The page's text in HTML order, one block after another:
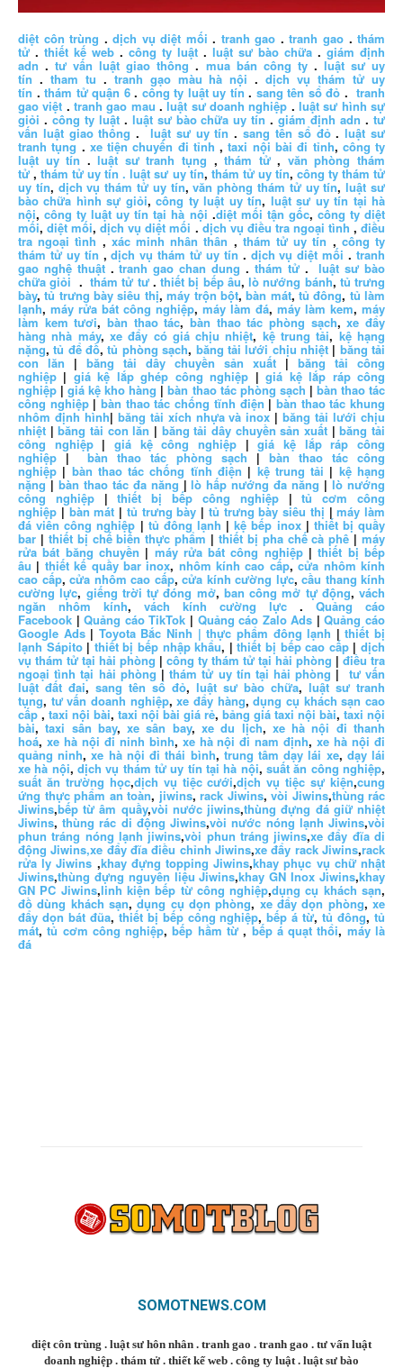
diệt côn trùng .dịch vụ diệt mối . tranh gao .tranh gao .thám
tử. thiết kế web . công ty luật . luật sư bào chữa .giám định
adn .tư vấn luật giao thông. mua bán công ty. luật sư uy
tín . tham tu .tranh gạo màu hà nội .dịch vụ thám tử uy
tín .thám tử quận 6. công ty luật uy tín . sang tên sổ đỏ .tranh
gao việt .tranh gao mau .luật sư doanh nghiệp .luật sư hình sự
giỏi . công ty luật. luật sư bào chữa uy tín .giám định adn .tư
vấn luật giao thông .luật sư uy tín .sang tên sổ đỏ.luật sư
tranh tụng . xe tiện chuyến đi tỉnh ,taxi nội bài đi tỉnh, công ty
luật uy tín .luật sư tranh tụng ,thám tử, văn phòng thám
tử,thám tử uy tín . luật sư uy tín, thám tử uy tín, công ty thám tử
uy tín, dịch vụ thám tử uy tín,văn phòng thám tử uy tín,luật sư
bào chữa hình sự giỏi,công ty luật uy tín, luật sư uy tín tại hà
nội,công ty luật uy tín tại hà nội .diệt mối tận gốc, công ty diệt
mối,diệt mối,dịch vụ diệt mối .dịch vụ điều tra ngoại tình ,điều
tra ngoại tình ,xác minh nhân thân ,thám tử uy tín , công ty
thám tử uy tín ,dịch vụ thám tử uy tín . dịch vụ diệt mối .tranh
gao nghệ thuật.tranh gao chan dung . thám tử.luật sư bào
chữa giỏi .thám tử tư.thiết bị bếp âu,lò nướng bánh, tủ trưng
bày,tủ trưng bày siêu thị,máy trộn bột,bàn mát,tủ đông, tủ làm
lạnh, máy rửa bát công nghiệp, máy làm đá, máy làm kem, máy
làm kem tươi,bàn thao tác,bàn thao tác phòng sạch,xe đẩy
hàng nhà máy, xe đẩy có giá chịu nhiệt, kệ trung tải, kệ hạng
nặng,tủ để đồ,tủ phòng sạch, băng tải lưới chịu nhiệt| băng tải
con lăn | băng tải dây chuyền sản xuất | băng tải công
nghiệp | giá kệ lắp ghép công nghiệp |giá kệ lắp ráp công
nghiệp |giá kệ kho hàng |bàn thao tác phòng sạch | bàn thao tác
công nghiệp|bàn thao tác chống tĩnh điện |bàn thao tác khung
nhôm định hình| băng tải xích nhựa và inox|băng tải lưới chịu
nhiệt |băng tải con lăn | băng tải dây chuyền sản xuất |băng tải
công nghiệp|giá kệ công nghiệp |giá kệ lắp ráp công
nghiệp |bàn thao tác phòng sạch| bàn thao tác công
nghiệp | bàn thao tác chống tĩnh điện | kệ trung tải | kệ hạng
nặng| bàn thao tác đa năng|lò hấp nướng đa năng |lò nướng
công nghiệp|thiết bị bếp công nghiệp|tủ cơm công
nghiệp |bàn mát | tủ trưng bày | tủ trưng bày siêu thị |máy làm
đá viên công nghiệp | tủ đông lạnh |kệ bếp inox| thiết bị quầy
bar | thiết bị chế biến thực phẩm | thiết bị pha chế cà phê| máy
rửa bát băng chuyền | máy rửa bát công nghiệp|thiết bị bếp
âu | thiết kế quầy bar inox, nhôm kính cao cấp,cửa nhôm kính
cao cấp, cửa nhôm cao cấp, cửa kính cường lực, cầu thang kính
cường lực, giếng trời tự đóng mở, ban công mở tự động, vách
ngăn nhôm kính, vách kính cường lực .Quảng cáo
Facebook |Quảng cáo TikTok | Quảng cáo Zalo Ads |Quảng cáo
Google Ads| Toyota Bắc Ninh | thực phẩm đông lạnh |thiết bị
lạnh Sápito |thiết bị bếp nhập khẩu, |thiết bị bếp cao cấp|dịch
vụ thám tử tại hải phòng | công ty thám tử tại hải phòng |điều tra
ngoại tình tại hải phòng |thám tử uy tín tại hải phòng | tư vấn
luật đất đai, sang tên sổ đỏ, luật sư bào chữa, luật sư tranh
tụng, tư vấn doanh nghiệp,xe đẩy hàng,dụng cụ khách sạn cao
cấp, taxi nội bài, taxi nội bài giá rẻ, bảng giá taxi nội bài, taxi nội
bài,taxi sân bay,xe sân bay,xe du lịch, xe hà nội đi thanh
hoá, xe hà nội đi ninh bình, xe hà nội đi nam định,xe hà nội đi
quảng ninh,xe hà nội đi thái bình, trung tâm dạy lái xe, dạy lái
xe hà nội,dịch vụ thám tử uy tín tại hà nội,suất ăn công nghiệp,
suất ăn trường học,dịch vụ tiệc cưới,dịch vụ tiệc sự kiện,cung
ứng thực phẩm an toàn, jiwins, rack Jiwins, vòi Jiwins,thùng rác
Jiwins,bếp từ âm quầy,vòi nước jiwins,thùng đựng đá giữ nhiệt
Jiwins,thùng rác di động Jiwins,vòi nước nóng lạnh Jiwins,vòi
phun tráng nóng lạnh jiwins,vòi phun tráng jiwins,xe đẩy đĩa di
động Jiwins,xe đẩy đĩa điều chỉnh Jiwins,xe đẩy rack Jiwins,rack
rửa ly Jiwins ,khay đựng topping Jiwins,khay phục vụ chữ nhật
Jiwins,thùng đựng nguyên liệu Jiwins,khay GN Inox Jiwins,khay
GN PC Jiwins,linh kiện bếp từ công nghiệp,dụng cụ khách sạn,
đồ dùng khách sạn,dụng cụ dọn phòng,xe đẩy dọn phòng,xe
đẩy dọn bát đũa,thiết bị bếp công nghiệp,bếp á từ,tủ đông,tủ
mát,tủ cơm công nghiệp,bếp hầm từ ,bếp á quạt thổi, máy là
đá
SOMOTNEWS.COM
diệt côn trùng . luật sư hôn nhân . tranh gao . tranh gao . tư vấn luật
doanh nghiệp . thám tử . thiết kế web . công ty luật . luật sư bào